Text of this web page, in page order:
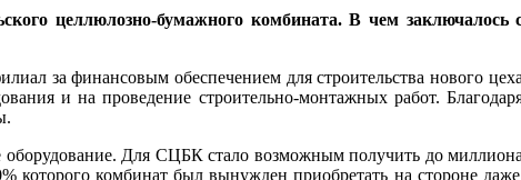
целлюлозно-бумажного комбината. В чем
за финансовым обеспечением для строительства нового
и на проведение строительно-монтажных работ.
Для СЦБК стало возможным получить до
комбинат был вынужден приобретать на стороне